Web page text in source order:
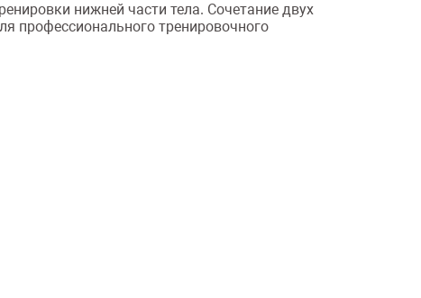
нижней части тела. Сочетание двух
профессионального тренировочного